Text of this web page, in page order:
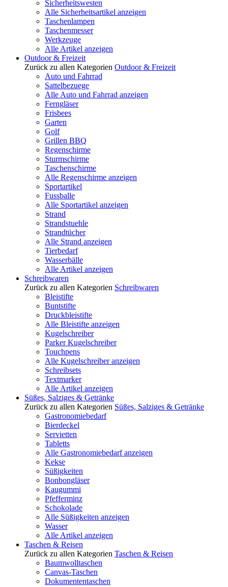
Sicherheitswesten
Alle Sicherheitsartikel anzeigen
Taschenlampen
Taschenmesser
Werkzeuge
Alle Artikel anzeigen
Outdoor & Freizeit
Zurück zu allen Kategorien Outdoor & Freizeit
Auto und Fahrrad
Sattelbezuege
Alle Auto und Fahrrad anzeigen
Ferngläser
Frisbees
Garten
Golf
Grillen BBQ
Regenschirme
Sturmschirme
Taschenschirme
Alle Regenschirme anzeigen
Sportartikel
Fussballe
Alle Sportartikel anzeigen
Strand
Strandstuehle
Strandtücher
Alle Strand anzeigen
Tierbedarf
Wasserbälle
Alle Artikel anzeigen
Schreibwaren
Zurück zu allen Kategorien Schreibwaren
Bleistifte
Buntstifte
Druckbleistifte
Alle Bleistifte anzeigen
Kugelschreiber
Parker Kugelschreiber
Touchpens
Alle Kugelschreiber anzeigen
Schreibsets
Textmarker
Alle Artikel anzeigen
Süßes, Salziges & Getränke
Zurück zu allen Kategorien Süßes, Salziges & Getränke
Gastronomiebedarf
Bierdeckel
Servietten
Tabletts
Alle Gastronomiebedarf anzeigen
Kekse
Süßigkeiten
Bonbongläser
Kaugummi
Pfefferminz
Schokolade
Alle Süßigkeiten anzeigen
Wasser
Alle Artikel anzeigen
Taschen & Reisen
Zurück zu allen Kategorien Taschen & Reisen
Baumwolltaschen
Canvas-Taschen
Dokumententaschen